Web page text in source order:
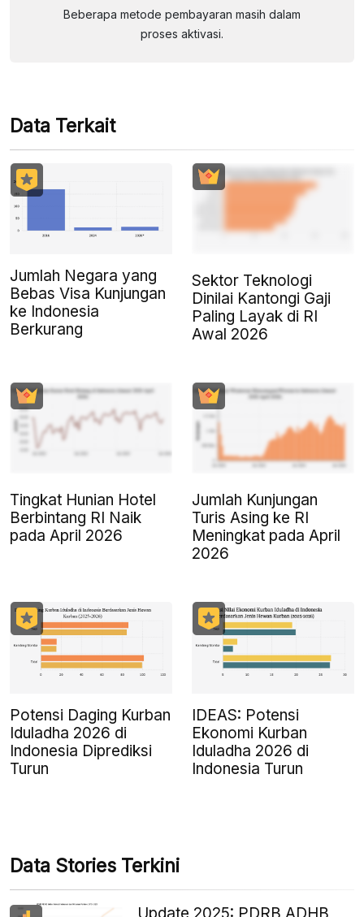
Beberapa metode pembayaran masih dalam
proses aktivasi.
Data Terkait
Jumlah Negara yang
Bebas Visa Kunjungan
ke Indonesia
Berkurang
Sektor Teknologi
Dinilai Kantongi Gaji
Paling Layak di RI
Awal 2026
Tingkat Hunian Hotel
Berbintang RI Naik
pada April 2026
Jumlah Kunjungan
Turis Asing ke RI
Meningkat pada April
2026
Potensi Daging Kurban
Iduladha 2026 di
Indonesia Diprediksi
Turun
IDEAS: Potensi
Ekonomi Kurban
Iduladha 2026 di
Indonesia Turun
Data Stories Terkini
Update 2025: PDRB ADHB